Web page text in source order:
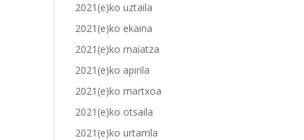
2021(e)ko uztaila
2021(e)ko ekaina
2021(e)ko maiatza
2021(e)ko apirila
2021(e)ko martxoa
2021(e)ko otsaila
2021(e)ko urtarrila